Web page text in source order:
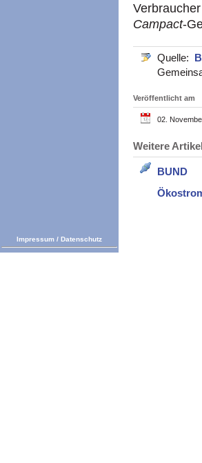
Campact-
Quelle:
Veröffentlicht am
02.
Weitere
BUND
Impressum / Datenschutz